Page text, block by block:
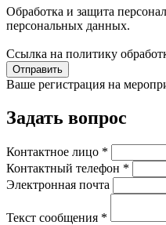
Обработка и защита
персональных данных.
Ссылка на политику
Отправить
Ваше регистрация на
Задать вопрос
Контактное лицо *
Контактный телефон *
Электронная почта
Текст сообщения *